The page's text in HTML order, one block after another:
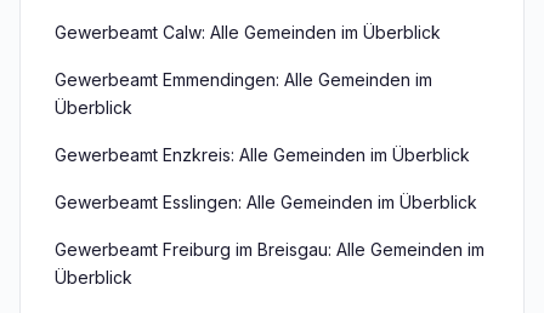
Gewerbeamt Calw: Alle Gemeinden im Überblick
Gewerbeamt Emmendingen: Alle Gemeinden im
Überblick
Gewerbeamt Enzkreis: Alle Gemeinden im Überblick
Gewerbeamt Esslingen: Alle Gemeinden im Überblick
Gewerbeamt Freiburg im Breisgau: Alle Gemeinden im
Überblick